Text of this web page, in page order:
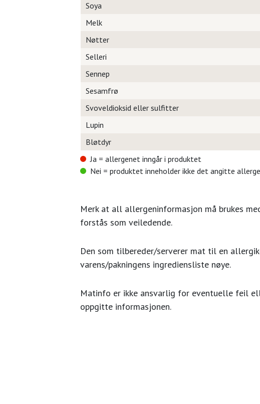
Soya
Melk
Nøtter
Selleri
Sennep
Sesamfrø
Svoveldioksid eller sulfitter
Lupin
Bløtdyr
Ja = allergenet inngår i produktet
Nei = produktet inneholder ikke det angitte
Merk at all allergeninformasjon må brukes
forstås som veiledende.
Den som tilbereder/serverer mat til en
varens/pakningens ingrediensliste nøye.
Matinfo er ikke ansvarlig for eventuelle feil
oppgitte informasjonen.